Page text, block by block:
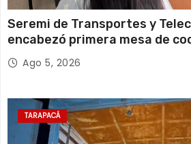
Seremi de Transportes y
encabezó primera mesa de
retiro de cables en desuso en
Ago 5, 2026
TARAPACÁ